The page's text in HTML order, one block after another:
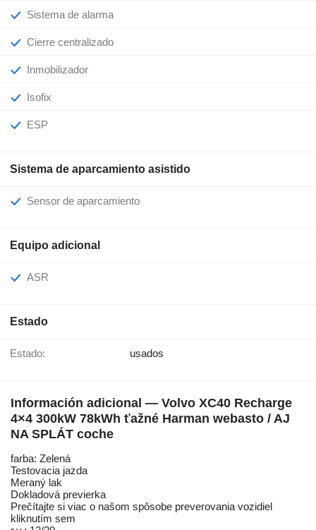
Sistema de alarma
Cierre centralizado
Inmobilizador
Isofix
ESP
Sistema de aparcamiento asistido
Sensor de aparcamiento
Equipo adicional
ASR
Estado
Estado: usados
Información adicional — Volvo XC40 Recharge
4×4 300kW 78kWh ťažné Harman webasto / AJ
NA SPLÁT coche
farba: Zelená
Testovacia jazda
Meraný lak
Dokladová previerka
Prečítajte si viac o našom spôsobe preverovania vozidiel
kliknutím sem